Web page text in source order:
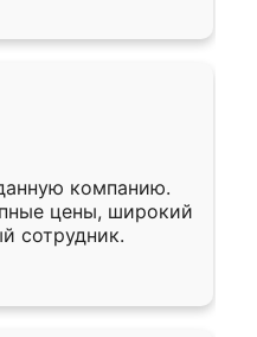
компанию.
цены, широкий
сотрудник.